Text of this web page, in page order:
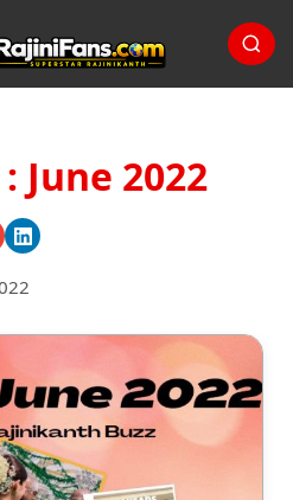
June 2022